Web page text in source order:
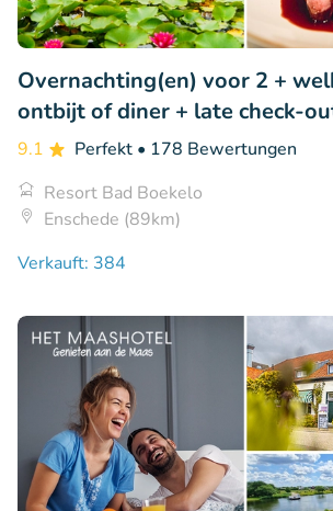
Overnachting(en) voor 2 +
ontbijt of diner + late check-
9.1 Perfekt • 178 Bewertungen
Resort Bad Boekelo
Enschede (89km)
Verkauft: 384